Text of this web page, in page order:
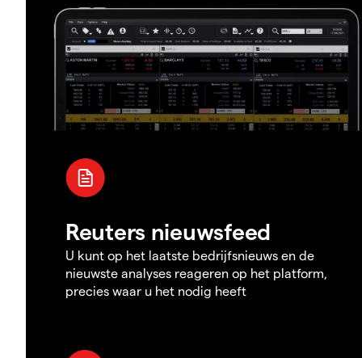
Reuters nieuwsfeed
U kunt op het laatste bedrijfsnieuws en de
nieuwste analyses reageren op het platform,
precies waar u het nodig heeft